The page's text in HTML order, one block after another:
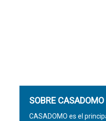
SOBRE CASADOMO
CASADOMO es el